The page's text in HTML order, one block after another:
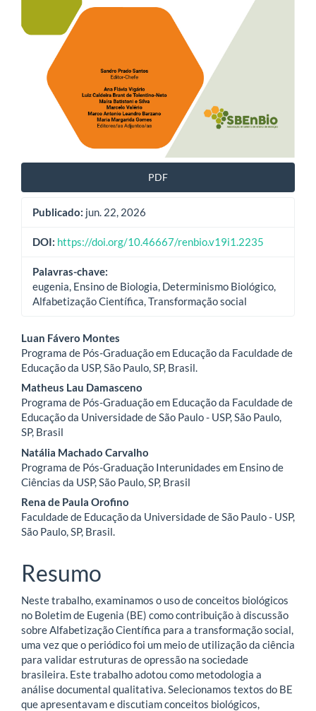
PDF
Publicado: jun. 22, 2026
DOI: https://doi.org/10.46667/renbio.v19i1.2235
Palavras-chave:
eugenia, Ensino de Biologia, Determinismo Biológico,
Alfabetização Científica, Transformação social
Conteúdo
do
artigo
principal
Luan Fávero Montes
Programa de Pós-Graduação em Educação da Faculdade de
Educação da USP, São Paulo, SP, Brasil.
Matheus Lau Damasceno
Programa de Pós-Graduação em Educação da Faculdade de
Educação da Universidade de São Paulo - USP, São Paulo,
SP, Brasil
Natália Machado Carvalho
Programa de Pós-Graduação Interunidades em Ensino de
Ciências da USP, São Paulo, SP, Brasil
Rena de Paula Orofino
Faculdade de Educação da Universidade de São Paulo - USP,
São Paulo, SP, Brasil.
Resumo
Neste trabalho, examinamos o uso de conceitos biológicos
no Boletim de Eugenia (BE) como contribuição à discussão
sobre Alfabetização Científica para a transformação social,
uma vez que o periódico foi um meio de utilização da ciência
para validar estruturas de opressão na sociedade
brasileira. Este trabalho adotou como metodologia a
análise documental qualitativa. Selecionamos textos do BE
que apresentavam e discutiam conceitos biológicos,